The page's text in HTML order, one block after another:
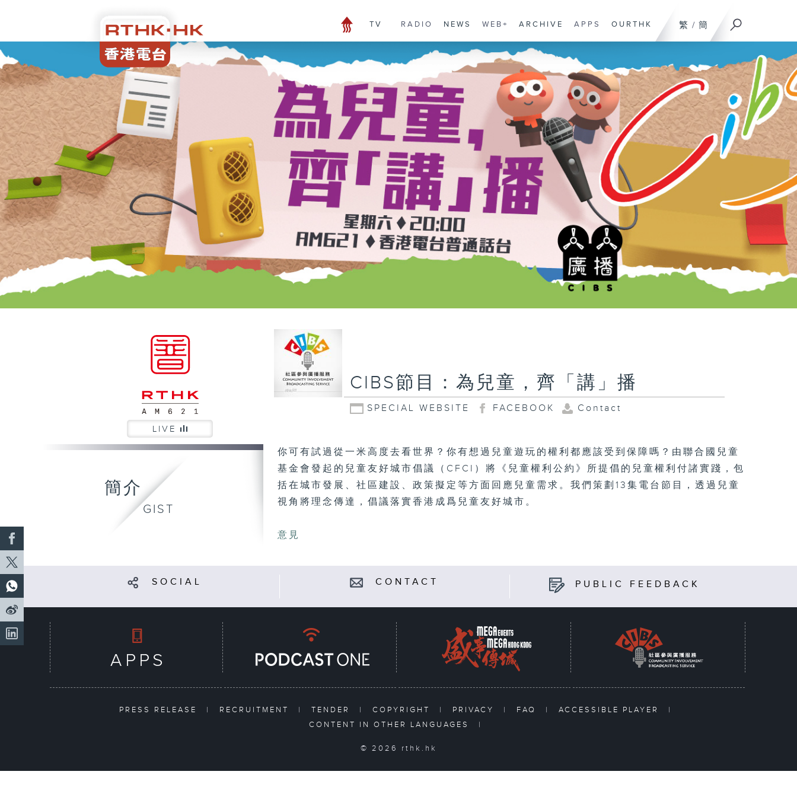
繁 / 簡
TV RADIO NEWS WEB+ ARCHIVE APPS OURTHK
LIVE
CIBS節目：為兒童，齊「講」播
SPECIAL WEBSITE FACEBOOK Contact
簡介
GIST
你可有試過從一米高度去看世界？你有想過兒童遊玩的權利都應該受到保障嗎？由聯合國兒童
基金會發起的兒童友好城市倡議（CFCI）將《兒童權利公約》所提倡的兒童權利付諸實踐，包
括在城市發展、社區建設、政策擬定等方面回應兒童需求。我們策劃13集電台節目，透過兒童
視角將理念傳達，倡議落實香港成爲兒童友好城市。
意見
SOCIAL CONTACT PUBLIC FEEDBACK
PRESS RELEASE | RECRUITMENT | TENDER | COPYRIGHT | PRIVACY | FAQ | ACCESSIBLE PLAYER
|
CONTENT IN OTHER LANGUAGES
|
© 2026 rthk.hk